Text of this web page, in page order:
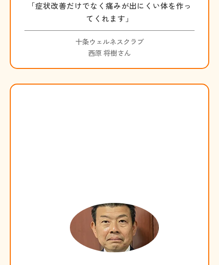
「症状改善だけでなく痛みが出にくい体を作っ
てくれます」
十条ウェルネスクラブ
西原 将樹さん